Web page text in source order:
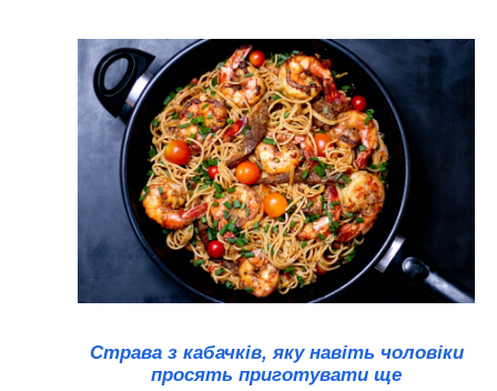
Страва з кабачків, яку навіть чоловіки
просять приготувати ще